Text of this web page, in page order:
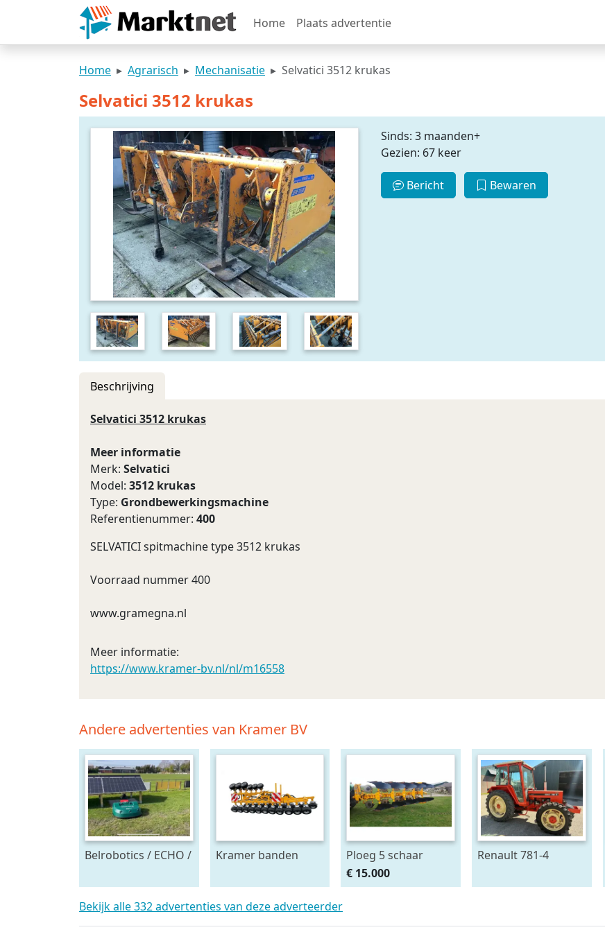
Home Plaats advertentie
Home Agrarisch Mechanisatie Selvatici 3512 krukas
Selvatici 3512 krukas
Sinds: 3 maanden+
Gezien: 67 keer
Bericht Bewaren
Beschrijving
Selvatici 3512 krukas
Meer informatie
Merk: Selvatici
Model: 3512 krukas
Type: Grondbewerkingsmachine
Referentienummer: 400
SELVATICI spitmachine type 3512 krukas
Voorraad nummer 400
www.gramegna.nl
Meer informatie:
https://www.kramer-bv.nl/nl/m16558
Andere advertenties van Kramer BV
Belrobotics / ECHO /
leverancier
zonnepanelen accu
Kramer banden
Ploeg 5 schaar
RUMPTSTAD RPV
140 - 480V4 + 1
€ 15.000
Renault 781-4
Bekijk alle 332 advertenties van deze adverteerder